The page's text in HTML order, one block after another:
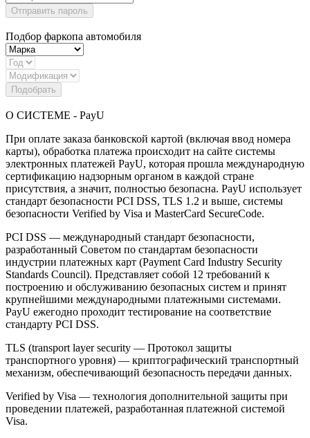
Отправить пароль
Подбор фаркопа автомобиля
Подобрать
О СИСТЕМЕ - PayU
При оплате заказа банковской картой (включая ввод номера
карты), обработка платежа происходит на сайте системы
электронных платежей PayU, которая прошла международную
сертификацию надзорным органом в каждой стране
присутствия, а значит, полностью безопасна. PayU использует
стандарт безопасности PCI DSS, TLS 1.2 и выше, системы
безопасности Verified by Visa и MasterCard SecureCode.
PCI DSS — международный стандарт безопасности,
разработанный Советом по стандартам безопасности
индустрии платежных карт (Payment Card Industry Security
Standards Council). Представляет собой 12 требований к
построению и обслуживанию безопасных систем и принят
крупнейшими международными платежными системами.
PayU ежегодно проходит тестирование на соответствие
стандарту PCI DSS.
TLS (transport layer security — Протокол защиты
транспортного уровня) — криптографический транспортный
механизм, обеспечивающий безопасность передачи данных.
Verified by Visa — технология дополнительной защиты при
проведении платежей, разработанная платежной системой
Visa.